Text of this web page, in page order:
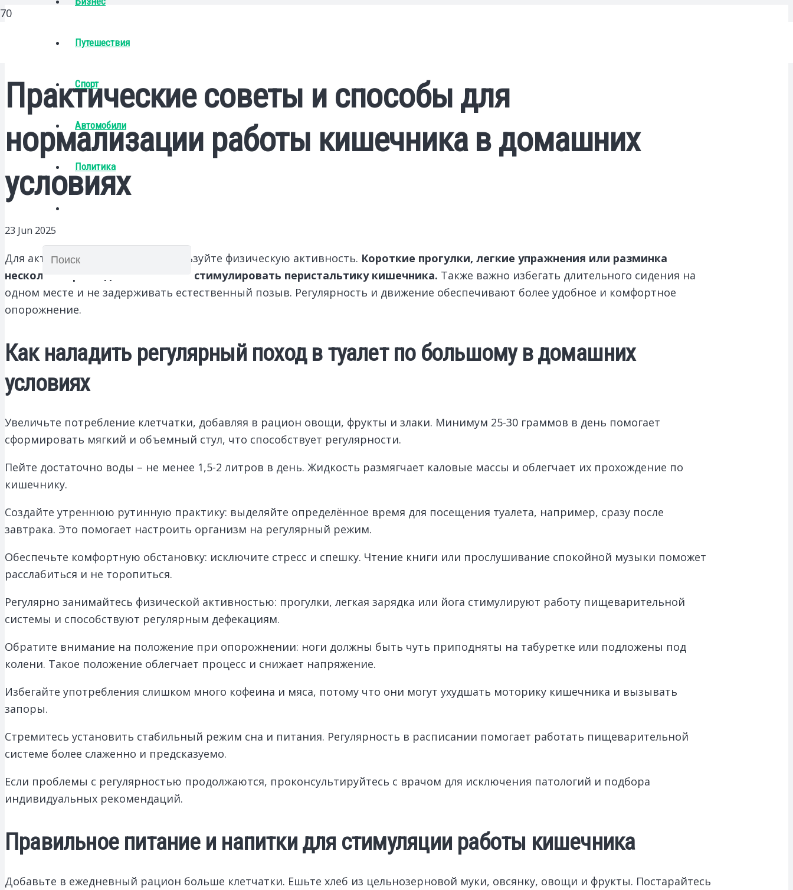
Путешествия
Спорт
Автомобили
Политика
Практические советы и способы для
нормализации работы кишечника в домашних
условиях
23 Jun 2025
Для активизации процесса используйте физическую активность. Короткие прогулки, легкие упражнения или разминка
нескольких раз в день помогают стимулировать перистальтику кишечника. Также важно избегать длительного сидения на
одном месте и не задерживать естественный позыв. Регулярность и движение обеспечивают более удобное и комфортное
опорожнение.
Как наладить регулярный поход в туалет по большому в домашних
условиях
Увеличьте потребление клетчатки, добавляя в рацион овощи, фрукты и злаки. Минимум 25-30 граммов в день помогает
сформировать мягкий и объемный стул, что способствует регулярности.
Пейте достаточно воды – не менее 1,5-2 литров в день. Жидкость размягчает каловые массы и облегчает их прохождение по
кишечнику.
Создайте утреннюю рутинную практику: выделяйте определённое время для посещения туалета, например, сразу после
завтрака. Это помогает настроить организм на регулярный режим.
Обеспечьте комфортную обстановку: исключите стресс и спешку. Чтение книги или прослушивание спокойной музыки поможет
расслабиться и не торопиться.
Регулярно занимайтесь физической активностью: прогулки, легкая зарядка или йога стимулируют работу пищеварительной
системы и способствуют регулярным дефекациям.
Обратите внимание на положение при опорожнении: ноги должны быть чуть приподняты на табуретке или подложены под
колени. Такое положение облегчает процесс и снижает напряжение.
Избегайте употребления слишком много кофеина и мяса, потому что они могут ухудшать моторику кишечника и вызывать
запоры.
Стремитесь установить стабильный режим сна и питания. Регулярность в расписании помогает работать пищеварительной
системе более слаженно и предсказуемо.
Если проблемы с регулярностью продолжаются, проконсультируйтесь с врачом для исключения патологий и подбора
индивидуальных рекомендаций.
Правильное питание и напитки для стимуляции работы кишечника
Добавьте в ежедневный рацион больше клетчатки. Ешьте хлеб из цельнозерновой муки, овсянку, овощи и фрукты. Постарайтесь